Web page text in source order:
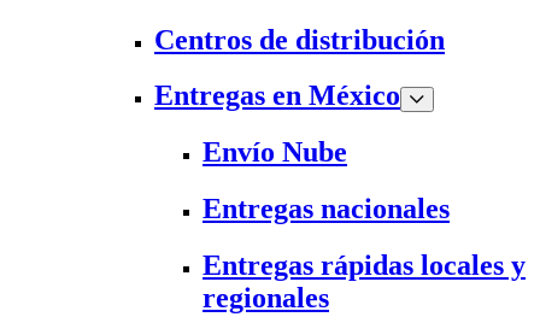
Centros de distribución
Entregas en México
Envío Nube
Entregas nacionales
Entregas rápidas locales y
regionales